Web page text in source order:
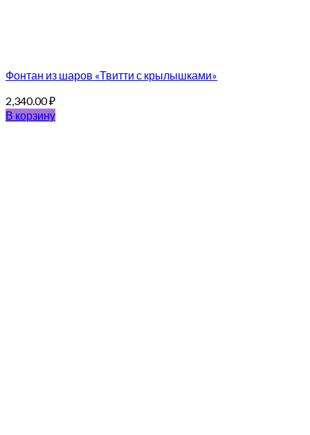
Фонтан из шаров «Твитти с крылышками»
2,340.00₽
В корзину